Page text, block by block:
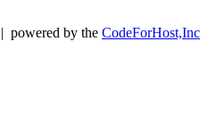
| powered by the CodeForHost,Inc